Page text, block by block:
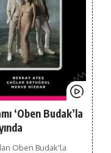
‘Oben Budak’la
Oben Budak'la